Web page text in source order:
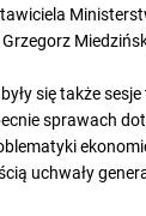
się także
sprawach
uchwały